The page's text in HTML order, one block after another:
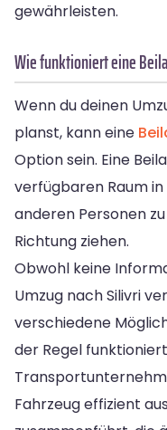
gewährleisten.
Wie funktioniert eine
Wenn du deinen
planst, kann eine
Option sein. Eine
verfügbaren Raum
anderen Personen
Richtung ziehen.
Obwohl keine
Umzug nach Silivri
verschiedene
der Regel
Fahrzeug effizient